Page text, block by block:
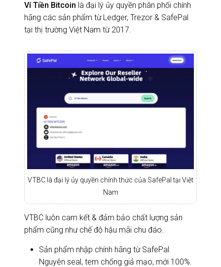
Ví Tiền Bitcoin là đại lý ủy quyền phân phối chính
hãng các sản phẩm từ Ledger, Trezor & SafePal
tại thị trường Việt Nam từ 2017.
VTBC là đại lý ủy quyền chính thức của SafePal tại Việt
Nam
VTBC luôn cam kết & đảm bảo chất lượng sản
phẩm cũng như chế độ hậu mãi chu đáo.
Sản phẩm nhập chính hãng từ SafePal.
Nguyên seal, tem chống giả mạo, mới 100%.